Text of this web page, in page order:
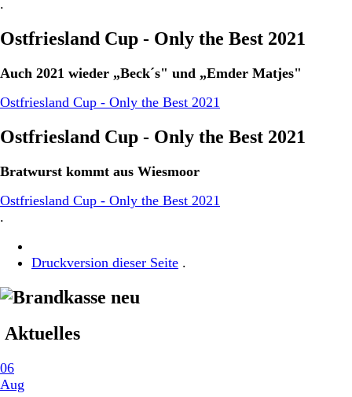
.
Ostfriesland Cup - Only the Best 2021
Auch 2021 wieder „Beck´s" und „Emder Matjes"
Ostfriesland Cup - Only the Best 2021
Ostfriesland Cup - Only the Best 2021
Bratwurst kommt aus Wiesmoor
Ostfriesland Cup - Only the Best 2021
.
Druckversion dieser Seite .
Aktuelles
06
Aug